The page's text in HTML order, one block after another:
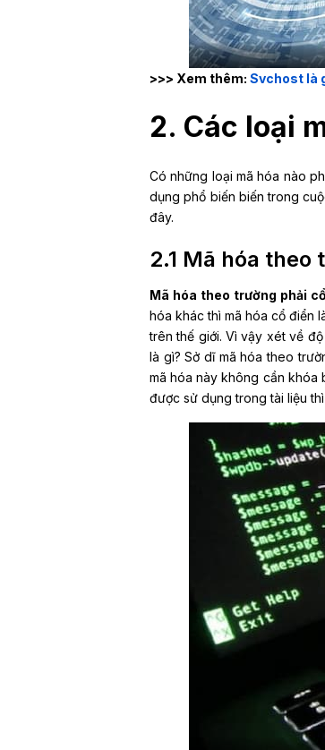
>>> Xem thêm: Svchost là
2. Các loại
Có những loại mã hóa nào
dụng phổ biến biến trong
đây.
2.1 Mã hóa
Mã hóa theo trường phải
hóa khác thì mã hóa cổ điển
trên thế giới. Vì vậy xét về
là gì? Sở dĩ mã hóa theo
mã hóa này không cần khóa
được sử dụng trong tài liệu